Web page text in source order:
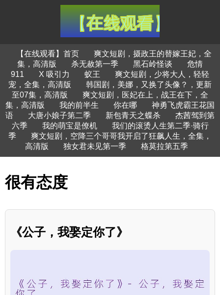
【在线观看】首页
爽文短剧，摄政王的替嫁王妃，全
集，高清版
杀无赦第一季 黑石岭怪谈
危情
911
X 吸引力 蚁王
爽文短剧，少将大人，轻轻
宠，全集，高清版
韩国剧，美娜，又换了头像？，更新
至07集，高清版
爽文短剧，医妃在上，战王在下，全
集，高清版
我的前半生 你在哪
神勇飞虎霸王花国
语
大唐小娘子第二季 新包青天之蝶杀
杰茜驾到第
六季
我的萌宝是僚机
我们的滚烫人生第二季·骑行
季
爽文短剧，空降三个哥哥我开启了狂飙人生，全集，
高清版
独女君未见第一季 格莫拉第五季
很有态度
《公子，我娶定你了》